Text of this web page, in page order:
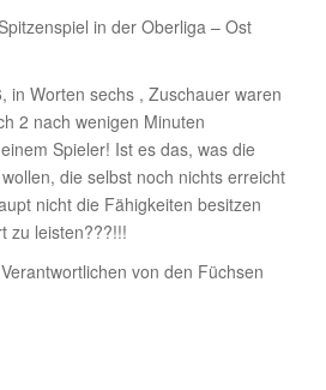
in der Oberliga – Ost
in Worten sechs , Zuschauer waren
2 nach wenigen Minuten
Spieler! Ist es das, was die
die selbst noch nichts erreicht
nicht die Fähigkeiten besitzen
zu leisten???!!!
von den Füchsen